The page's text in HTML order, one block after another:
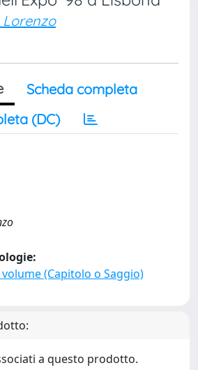
Lorenzo
Scheda completa
(DC)
(Capitolo o Saggio)
a questo prodotto.